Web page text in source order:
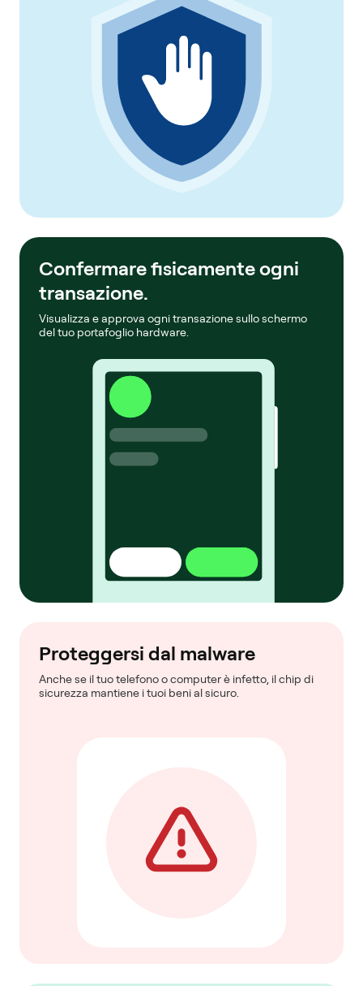
Confermare fisicamente ogni
transazione.
Visualizza e approva ogni transazione sullo schermo
del tuo portafoglio hardware.
Proteggersi dal malware
Anche se il tuo telefono o computer è infetto, il chip di
sicurezza mantiene i tuoi beni al sicuro.